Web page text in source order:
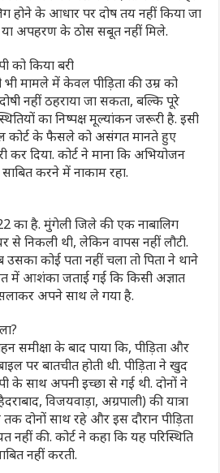
होने के आधार पर दोष तय नहीं किया जा
अपहरण के ठोस सबूत नहीं मिले.
को किया बरी
मामले में केवल पीड़िता की उम्र को
नहीं ठहराया जा सकता, बल्कि पूरे
का निष्पक्ष मूल्यांकन जरूरी है. इसी
कोर्ट के फैसले को असंगत मानते हुए
कर दिया. कोर्ट ने माना कि अभियोजन
करने में नाकाम रहा.
का है. मुंगेली जिले की एक नाबालिग
निकली थी, लेकिन वापस नहीं लौटी.
कोई पता नहीं चला तो पिता ने थाने
में आशंका जताई गई कि किसी अज्ञात
अपने साथ ले गया है.
समीक्षा के बाद पाया कि, पीड़िता और
पर बातचीत होती थी. पीड़िता ने खुद
के साथ अपनी इच्छा से गई थी. दोनों ने
विजयवाड़ा, अग्रपाली) की यात्रा
दोनों साथ रहे और इस दौरान पीड़िता
नहीं की. कोर्ट ने कहा कि यह परिस्थिति
नहीं करती.